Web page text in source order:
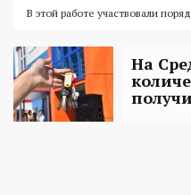
В этой работе участвовали
На